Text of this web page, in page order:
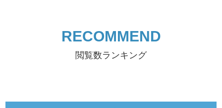
RECOMMEND
閲覧数ランキング